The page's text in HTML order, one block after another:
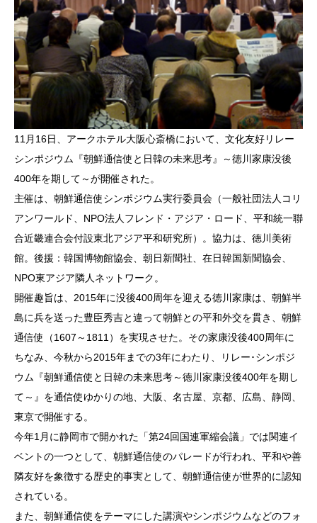
11月16日、アークホテル大阪心斎橋において、文化友好リレー
シンポジウム『朝鮮通信使と日韓の未来思考』～徳川家康没後
400年を期して～が開催された。
主催は、朝鮮通信使シンポジウム実行委員会（一般社団法人コリ
アンワールド、NPO法人フレンド・アジア・ロード、平和統一聯
合近畿連合会付設東北アジア平和研究所）。協力は、徳川美術
館。後援：韓国博物館協会、朝日新聞社、在日韓国新聞協会、
NPO東アジア隣人ネットワーク。
開催趣旨は、2015年に没後400周年を迎える徳川家康は、朝鮮半
島に兵を送った豊臣秀吉と違って朝鮮との平和外交を貫き、朝鮮
通信使（1607～1811）を実現させた。その家康没後400周年に
ちなみ、今秋から2015年までの3年にわたり、リレー･シンポジ
ウム『朝鮮通信使と日韓の未来思考～徳川家康没後400年を期し
て～』を通信使ゆかりの地、大阪、名古屋、京都、広島、静岡、
東京で開催する。
今年1月に静岡市で開かれた「第24回国連軍縮会議」では関連イ
ベントの一つとして、朝鮮通信使のパレードが行われ、平和や善
隣友好を象徴する歴史的事実として、朝鮮通信使が世界的に認知
されている。
また、朝鮮通信使をテーマにした講演やシンポジウムなどのフォ